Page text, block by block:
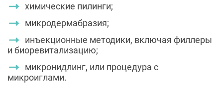
химические пилинги;
микродермабразия;
инъекционные методики, включая филлеры
и биоревитализацию;
микронидлинг, или процедура с
микроиглами.